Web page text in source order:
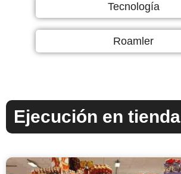
Tecnología
Roamler
Ejecución en tienda